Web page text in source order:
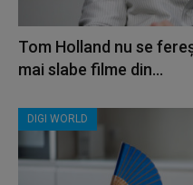
Tom Holland nu se
mai slabe filme din...
DIGI WORLD